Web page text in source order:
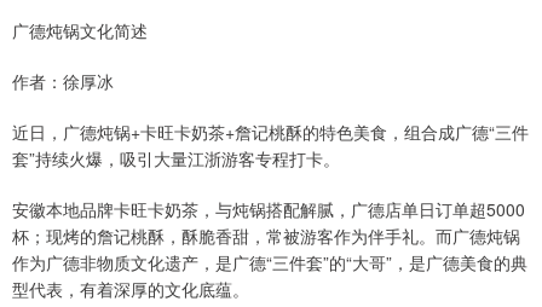
广德炖锅文化简述
作者：徐厚冰
近日，广德炖锅+卡旺卡奶茶+詹记桃酥的特色美食，组合成广德“三件
套”持续火爆，吸引大量江浙游客专程打卡。
安徽本地品牌卡旺卡奶茶，与炖锅搭配解腻，广德店单日订单超5000
杯；现烤的詹记桃酥，酥脆香甜，常被游客作为伴手礼。而广德炖锅
作为广德非物质文化遗产，是广德“三件套”的“大哥”，是广德美食的典
型代表，有着深厚的文化底蕴。